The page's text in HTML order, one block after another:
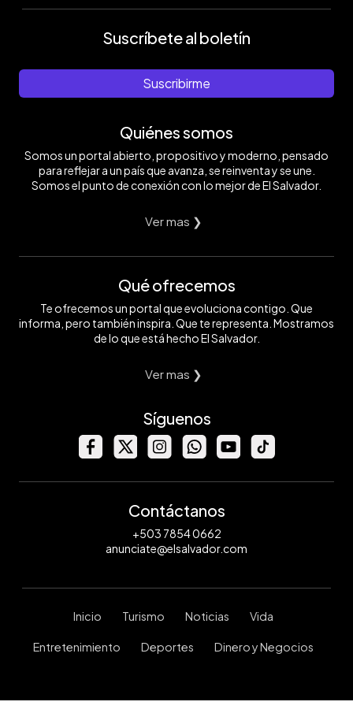
Suscríbete al boletín
Suscribirme
Quiénes somos
Somos un portal abierto, propositivo y moderno, pensado
para reflejar a un país que avanza, se reinventa y se une.
Somos el punto de conexión con lo mejor de El Salvador.
Ver mas ❯
Qué ofrecemos
Te ofrecemos un portal que evoluciona contigo. Que
informa, pero también inspira. Que te representa. Mostramos
de lo que está hecho El Salvador.
Ver mas ❯
Síguenos
Contáctanos
+503 7854 0662
anunciate@elsalvador.com
Inicio Turismo Noticias Vida
Entretenimiento Deportes Dinero y Negocios